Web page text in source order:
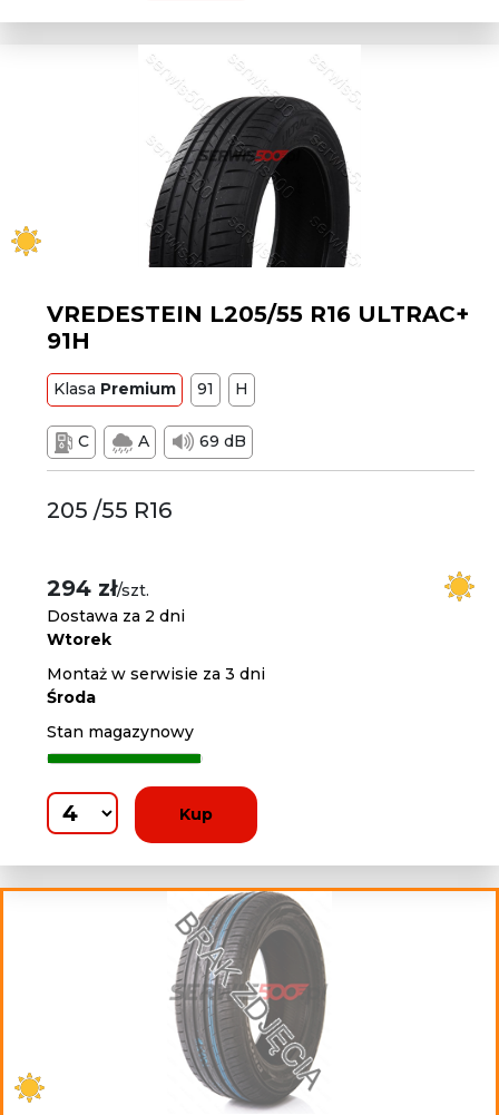
VREDESTEIN L205/55 R16 ULTRAC+
91H
Klasa Premium 91 H
C A 69 dB
205 /55 R16
294 zł/szt.
Dostawa za 2 dni
Wtorek
Montaż w serwisie za 3 dni
Środa
Stan magazynowy
Kup